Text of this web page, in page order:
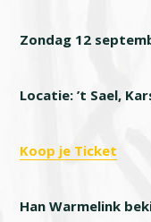
Zondag 12
Locatie: ’t Sael,
Koop je Ticket
Han Warmelink